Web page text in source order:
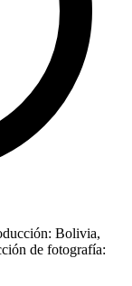
Bolivia,
de fotografía: